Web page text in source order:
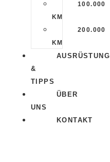
100.000
KM
200.000
KM
AUSRÜSTUNG
&
TIPPS
ÜBER
UNS
KONTAKT